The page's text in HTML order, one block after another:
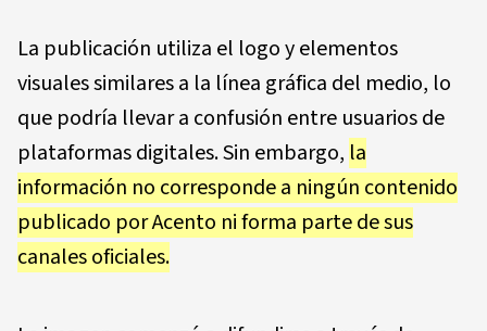
La publicación utiliza el logo y elementos
visuales similares a la línea gráfica del medio, lo
que podría llevar a confusión entre usuarios de
plataformas digitales. Sin embargo, la
información no corresponde a ningún contenido
publicado por Acento ni forma parte de sus
canales oficiales.